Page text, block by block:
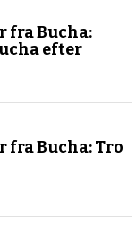
Bucha:
efter
Bucha: Tro